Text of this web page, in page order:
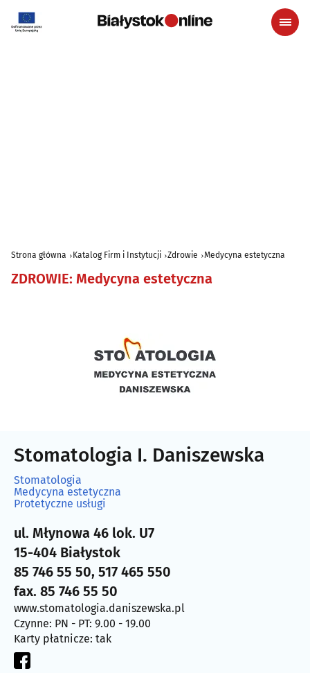
Strona główna Katalog Firm i Instytucji Zdrowie Medycyna estetyczna
ZDROWIE: Medycyna estetyczna
Stomatologia I. Daniszewska
Stomatologia
Medycyna estetyczna
Protetyczne usługi
ul. Młynowa 46 lok. U7
15-404 Białystok
85 746 55 50, 517 465 550
fax. 85 746 55 50
www.stomatologia.daniszewska.pl
Czynne: PN - PT: 9.00 - 19.00
Karty płatnicze: tak